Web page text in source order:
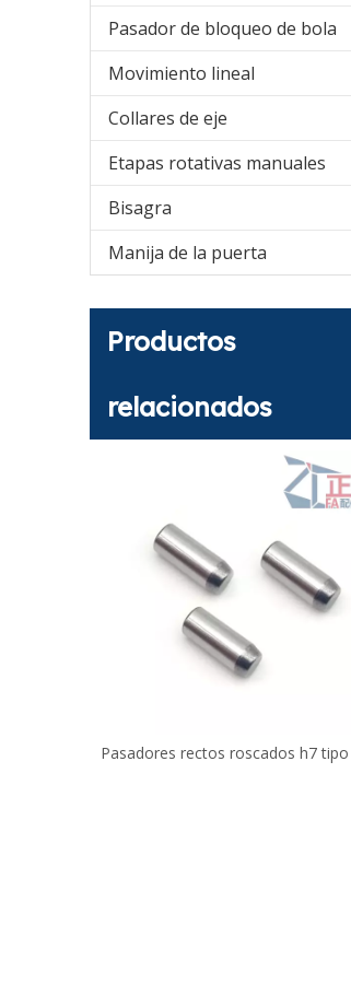
Pasador de bloqueo de bola
Movimiento lineal
Collares de eje
Etapas rotativas manuales
Bisagra
Manija de la puerta
Productos
relacionados